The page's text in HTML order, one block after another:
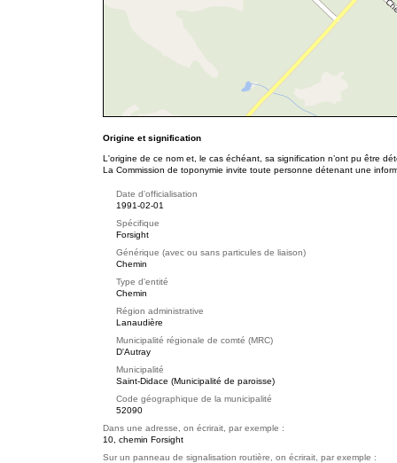
Origine et signification
L'origine de ce nom et, le cas échéant, sa signification n’ont pu être
La Commission de toponymie invite toute personne détenant une
Date d'officialisation
1991-02-01
Spécifique
Forsight
Générique (avec ou sans particules de liaison)
Chemin
Type d'entité
Chemin
Région administrative
Lanaudière
Municipalité régionale de comté (MRC)
D'Autray
Municipalité
Saint-Didace (Municipalité de paroisse)
Code géographique de la municipalité
52090
Dans une adresse, on écrirait, par exemple :
10, chemin Forsight
Sur un panneau de signalisation routière, on écrirait, par exemple :